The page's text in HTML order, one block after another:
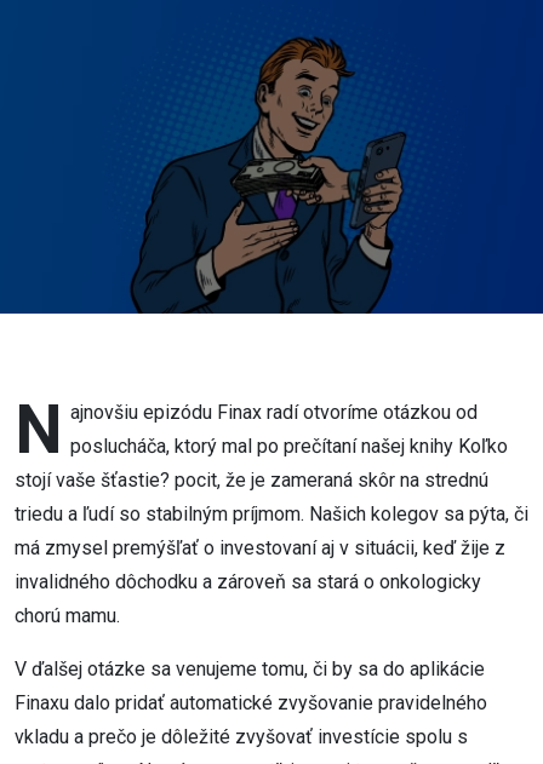
invalidného
dôchodku?
N ajnovšiu epizódu Finax radí otvoríme otázkou od
poslucháča, ktorý mal po prečítaní našej knihy Koľko
stojí vaše šťastie? pocit, že je zameraná skôr na strednú
triedu a ľudí so stabilným príjmom. Našich kolegov sa pýta, či
má zmysel premýšľať o investovaní aj v situácii, keď žije z
invalidného dôchodku a zároveň sa stará o onkologicky
chorú mamu.
V ďalšej otázke sa venujeme tomu, či by sa do aplikácie
Finaxu dalo pridať automatické zvyšovanie pravidelného
vkladu a prečo je dôležité zvyšovať investície spolu s